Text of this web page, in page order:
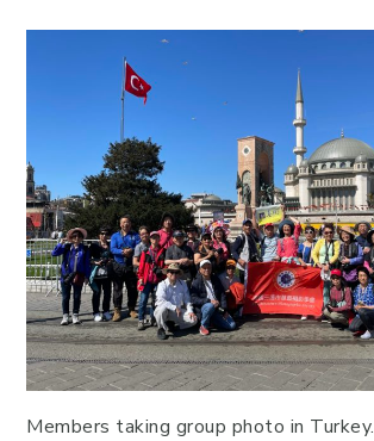
Members taking group photo in Turkey.